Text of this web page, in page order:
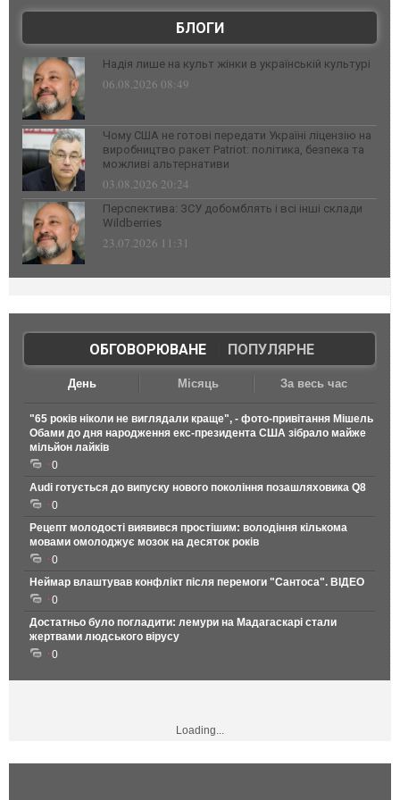
БЛОГИ
Надія лише на культ жінки в українській культурі
06.08.2026 08:49
Чому США не готові передати Україні ліцензію на
виробництво ракет Patriot: політика, безпека та
можливі альтернативи
03.08.2026 20:24
Перспектива: ЗСУ добомблять і всі інші склади
Wildberries
23.07.2026 11:31
ОБГОВОРЮВАНЕ| ПОПУЛЯРНЕ
День Місяць За весь час
"65 років ніколи не виглядали краще", - фото-привітання Мішель
Обами до дня народження екс-президента США зібрало майже
мільйон лайків
0
Audi готується до випуску нового покоління позашляховика Q8
0
Рецепт молодості виявився простішим: володіння кількома
мовами омолоджує мозок на десяток років
0
Неймар влаштував конфлікт після перемоги "Сантоса". ВІДЕО
0
Достатньо було погладити: лемури на Мадагаскарі стали
жертвами людського вірусу
0
Loading...